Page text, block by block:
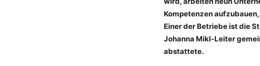
Kompetenzen
Einer der Betriebe ist die
Johanna Mikl-Leiter
abstattete.